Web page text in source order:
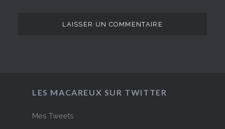
LES MACAREUX SUR TWITTER
Mes Tweets